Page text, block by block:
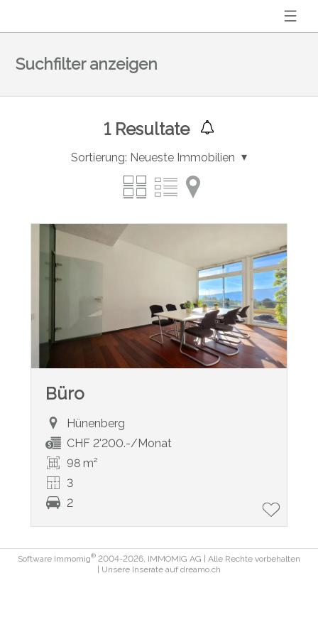
Suchfilter anzeigen
1Resultate
Sortierung: Neueste Immobilien
Büro
Hünenberg
CHF 2'200.-/Monat
98 m²
3
2
Software Immomig® 2004-2026, IMMOMIG AG | Alle Rechte vorbehalten
| Unsere Inserate auf dreamo.ch